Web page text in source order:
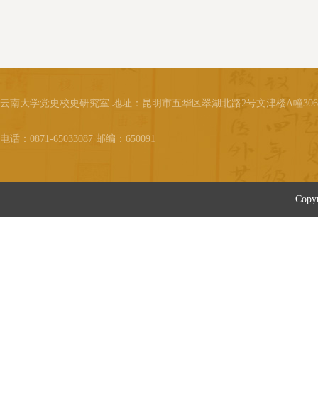
云南大学党史校史研究室 地址：昆明市五华区翠湖北路2号文津楼A幢
电话：0871-65033087 邮编：650091